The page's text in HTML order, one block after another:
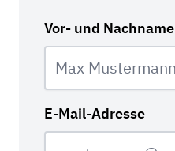
Vor- und Nachname
E-Mail-Adresse